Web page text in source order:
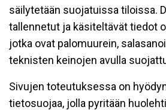
säilytetään suojatuissa tiloissa.
tallennetut ja käsiteltävät tiedot
jotka ovat palomuurein,
teknisten keinojen avulla
Sivujen toteutuksessa on
tietosuojaa, jolla pyritään